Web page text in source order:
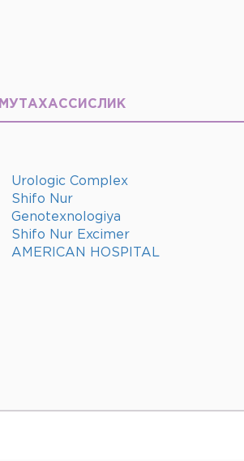
МУТАХАССИСЛИК
Urologic Complex
Shifo Nur
Genotexnologiya
Shifo Nur Excimer
AMERICAN HOSPITAL